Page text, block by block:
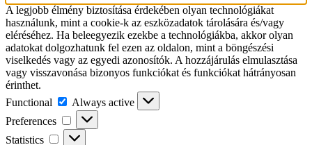
A legjobb élmény biztosítása érdekében olyan technológiákat
használunk, mint a cookie-k az eszközadatok tárolására és/vagy
eléréséhez. Ha beleegyezik ezekbe a technológiákba, akkor olyan
adatokat dolgozhatunk fel ezen az oldalon, mint a böngészési
viselkedés vagy az egyedi azonosítók. A hozzájárulás elmulasztása
vagy visszavonása bizonyos funkciókat és funkciókat hátrányosan
érinthet.
Functional
Functional
Always active
Preferences
Preferences
Statistics Statistics